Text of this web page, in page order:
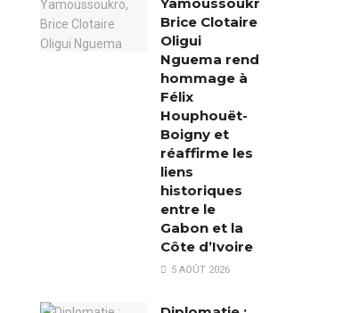
Brice Clotaire
Oligui
Nguema rend
hommage à
Félix
Houphouët-
Boigny et
réaffirme les
liens
historiques
entre le
Gabon et la
Côte d’Ivoire
5 AOÛT 2026